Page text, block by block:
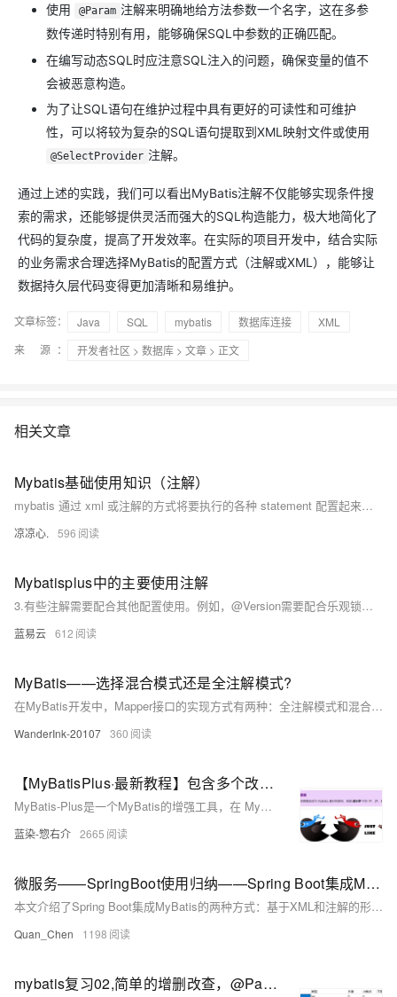
使用 @Param 注解来明确地给方法参数一个名字，这在多参
数传递时特别有用，能够确保SQL中参数的正确匹配。
在编写动态SQL时应注意SQL注入的问题，确保变量的值不
会被恶意构造。
为了让SQL语句在维护过程中具有更好的可读性和可维护
性，可以将较为复杂的SQL语句提取到XML映射文件或使用
@SelectProvider 注解。
通过上述的实践，我们可以看出MyBatis注解不仅能够实现条件搜
索的需求，还能够提供灵活而强大的SQL构造能力，极大地简化了
代码的复杂度，提高了开发效率。在实际的项目开发中，结合实际
的业务需求合理选择MyBatis的配置方式（注解或XML），能够让
数据持久层代码变得更加清晰和易维护。
文章标签： Java SQL mybatis 数据库连接
XML
来 源：
开发者社区 > 数据库 > 文章 > 正文
相关文章
Mybatis基础使用知识（注解）
mybatis 通过 xml 或注解的方式将要执行的各种 statement 配置起来，并通过java对象和statement中sql的动态参数进行映射生成最终执行的sql语句。 最后 mybatis 框架执行sql 并将结果映射为java对象并返回。采用ORM（对象关系映射）思想解决了实体和数据库映射问题，对jdbc进行了封装，屏蔽了jdbc api 底层访问细节，使我们不用与jdbc api 打交道，就可以完成对数据库的持久化操作。
凉凉心. 596
Mybatisplus中的主要使用注解
3.有些注解需要配合其他配置使用。例如，@Version需要配合乐观锁插件使用，@EnumValue需要配合对应的TypeHandler使用。
蓝易云 612
MyBatis——选择混合模式还是全注解模式?
在MyBatis开发中，Mapper接口的实现方式有两种：全注解模式和混合模式。全注解模式直接将SQL嵌入代码，适合小规模、简单逻辑项目，优点是直观简洁，但复杂查询时代码臃肿、扩展性差。混合模式采用接口+XML配置分离的方式，适合大规模、复杂查询场景，具备更高灵活性与可维护性，但学习成本较高且调试不便。根据项目需求与团队协作情况选择合适模式至关重要。
WanderInk-20107 360
【MyBatisPlus·最新教程】包含多个改造案例，常用注解、条件构造器、代码生成、静态工具、类型处理器、分页插件、自动填充字段
MyBatis-Plus是一个MyBatis的增强工具，在 MyBatis 的基础上只做增强不做改变，为简化开发、提高效率而生。本文讲解了最新版MP的使用教程，包含多个改造案例，常用注解、条件构造器、代码生成、静态工具、类型处理器、分页插件、自动填充字段等核心功能。
蓝染-惣右介 2665
微服务——SpringBoot使用归纳——Spring Boot集成MyBatis——基于注解的整合
本文介绍了Spring Boot集成MyBatis的两种方式：基于XML和注解的形式。重点讲解了注解方式，包括@Select、@Insert、@Update、@Delete等常用注解的使用方法，以及多参数时@Param注解的应用。同时，针对字段映射不一致的问题，提供了@Results和@ResultMap的解决方案。文章还提到实际项目中常结合XML与注解的优点，灵活使用两者以提高开发效率，并附带课程源码供下载学习。
Quan_Chen 1198
mybatis复习02,简单的增删改查，@Param注解多个参数，resultType与resultMap的区别，#{}预编译参数